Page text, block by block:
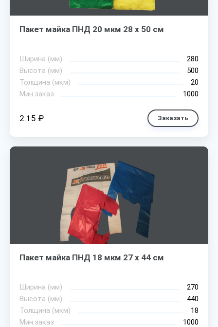
Пакет майка ПНД 20 мкм 28 х 50 см
Ширина (мм)
280
Высота (мм)
500
Толщина (мкм)
20
Мин.заказ
1000
2.15 ₽ Заказать
Пакет майка ПНД 18 мкм 27 х 44 см
Ширина (мм)
270
Высота (мм)
440
Толщина (мкм)
18
Мин.заказ
1000